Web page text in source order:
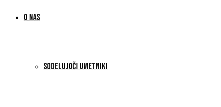
O NAS
SODELUJOČI UMETNIKI